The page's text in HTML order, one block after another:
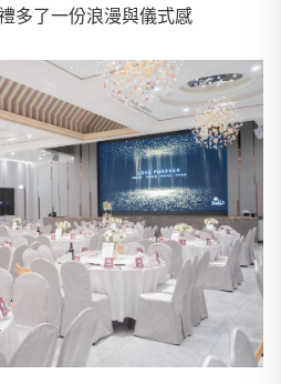
多了一份浪漫與儀式感